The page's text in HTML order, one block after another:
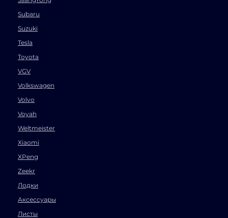
Subaru
Suzuki
Tesla
Toyota
VGV
Volkswagen
Volvo
Voyah
Weltmeister
Xiaomi
XPeng
Zeekr
Лодки
Аксессуары
Листы